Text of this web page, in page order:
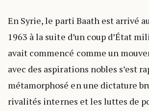
En Syrie, le parti Baath est arrivé
1963 à la suite d’un coup d’État
avait commencé comme un
avec des aspirations nobles s’est
métamorphosé en une dictature
rivalités internes et les luttes de